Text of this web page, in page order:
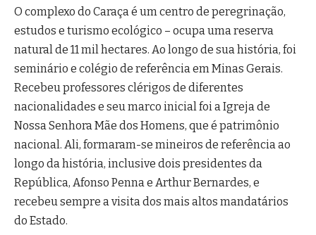
O complexo do Caraça é um centro de peregrinação,
estudos e turismo ecológico – ocupa uma reserva
natural de 11 mil hectares. Ao longo de sua história, foi
seminário e colégio de referência em Minas Gerais.
Recebeu professores clérigos de diferentes
nacionalidades e seu marco inicial foi a Igreja de
Nossa Senhora Mãe dos Homens, que é patrimônio
nacional. Ali, formaram-se mineiros de referência ao
longo da história, inclusive dois presidentes da
República, Afonso Penna e Arthur Bernardes, e
recebeu sempre a visita dos mais altos mandatários
do Estado.